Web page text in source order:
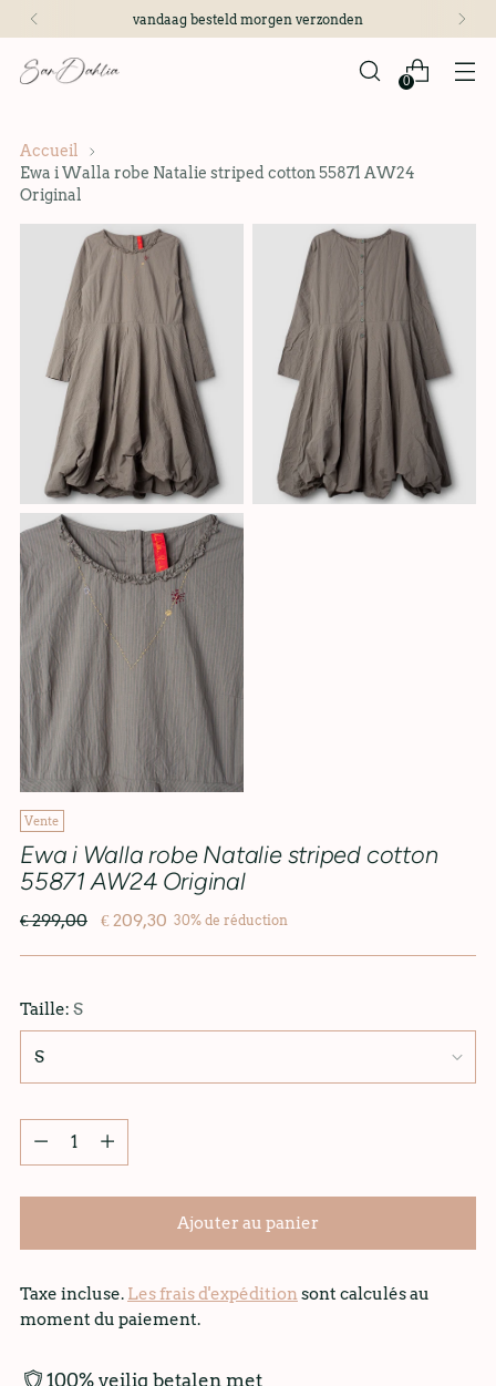
vandaag besteld morgen verzonden
0
Accueil
Ewa i Walla robe Natalie striped cotton 55871 AW24
Original
Vente
Ewa i Walla robe Natalie striped cotton
55871 AW24 Original
Prix
€ 299,00 € 209,30 30% de réduction
Taille: S
Quantité
Quantité
Ajouter au panier
Taxe incluse. Les frais d'expédition sont calculés au
moment du paiement.
100% veilig betalen met